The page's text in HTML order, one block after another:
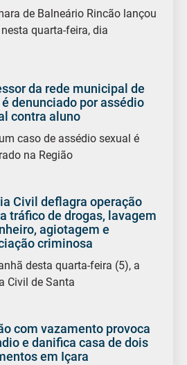
de Balneário Rincão lançou
quarta-feira, dia
da rede municipal de
é denunciado por assédio
contra aluno
caso de assédio sexual é
na Região
Civil deflagra operação
tráfico de drogas, lavagem
agiotagem e
criminosa
desta quarta-feira (5), a
Civil de Santa
com vazamento provoca
e danifica casa de dois
em Içara